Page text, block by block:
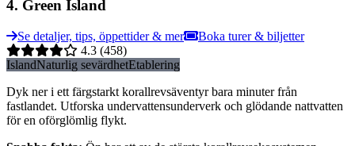
4. Green Island
Se detaljer, tips, öppettider & mer
Boka turer & biljetter
4.3 (458)
IslandNaturlig sevärdhetEtablering
Dyk ner i ett färgstarkt korallrevsäventyr bara minuter från
fastlandet. Utforska undervattensunderverk och glödande nattvatten
för en oförglömlig flykt.